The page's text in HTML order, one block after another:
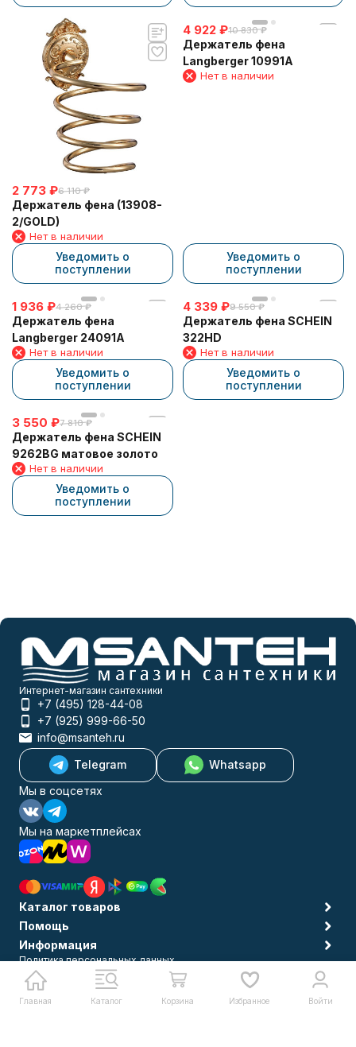
2 773 ₽6 110 ₽
Держатель фена (13908-
2/GOLD)
Нет в наличии
Уведомить о
поступлении
4 922 ₽10 830 ₽
Держатель фена
Langberger 10991A
Нет в наличии
Уведомить о
поступлении
1 936 ₽4 260 ₽
Держатель фена
Langberger 24091A
Нет в наличии
Уведомить о
поступлении
4 339 ₽9 550 ₽
Держатель фена SCHEIN
322HD
Нет в наличии
Уведомить о
поступлении
3 550 ₽7 810 ₽
Держатель фена SCHEIN
9262BG матовое золото
Нет в наличии
Уведомить о
поступлении
Главная Каталог Корзина Избранное Войти
Интернет-магазин сантехники
+7 (495) 128-44-08
+7 (925) 999-66-50
info@msanteh.ru
Telegram
Whatsapp
Мы в соцсетях
Мы на маркетплейсах
Каталог товаров
Помощь
Информация
Политика персональных данных
© 2009-2026 MSANTEH